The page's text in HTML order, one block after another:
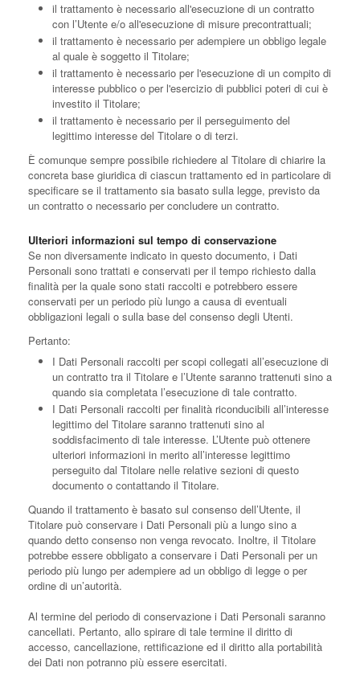
il trattamento è necessario all'esecuzione di un contratto
con l’Utente e/o all'esecuzione di misure precontrattuali;
il trattamento è necessario per adempiere un obbligo legale
al quale è soggetto il Titolare;
il trattamento è necessario per l'esecuzione di un compito di
interesse pubblico o per l'esercizio di pubblici poteri di cui è
investito il Titolare;
il trattamento è necessario per il perseguimento del
legittimo interesse del Titolare o di terzi.
È comunque sempre possibile richiedere al Titolare di chiarire la
concreta base giuridica di ciascun trattamento ed in particolare di
specificare se il trattamento sia basato sulla legge, previsto da
un contratto o necessario per concludere un contratto.
Ulteriori informazioni sul tempo di conservazione
Se non diversamente indicato in questo documento, i Dati
Personali sono trattati e conservati per il tempo richiesto dalla
finalità per la quale sono stati raccolti e potrebbero essere
conservati per un periodo più lungo a causa di eventuali
obbligazioni legali o sulla base del consenso degli Utenti.
Pertanto:
I Dati Personali raccolti per scopi collegati all’esecuzione di
un contratto tra il Titolare e l’Utente saranno trattenuti sino a
quando sia completata l’esecuzione di tale contratto.
I Dati Personali raccolti per finalità riconducibili all’interesse
legittimo del Titolare saranno trattenuti sino al
soddisfacimento di tale interesse. L’Utente può ottenere
ulteriori informazioni in merito all’interesse legittimo
perseguito dal Titolare nelle relative sezioni di questo
documento o contattando il Titolare.
Quando il trattamento è basato sul consenso dell’Utente, il
Titolare può conservare i Dati Personali più a lungo sino a
quando detto consenso non venga revocato. Inoltre, il Titolare
potrebbe essere obbligato a conservare i Dati Personali per un
periodo più lungo per adempiere ad un obbligo di legge o per
ordine di un’autorità.
Al termine del periodo di conservazione i Dati Personali saranno
cancellati. Pertanto, allo spirare di tale termine il diritto di
accesso, cancellazione, rettificazione ed il diritto alla portabilità
dei Dati non potranno più essere esercitati.